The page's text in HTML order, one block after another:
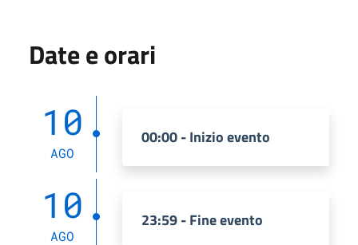
Date e orari
10
AGO
00:00 - Inizio evento
10
AGO
23:59 - Fine evento